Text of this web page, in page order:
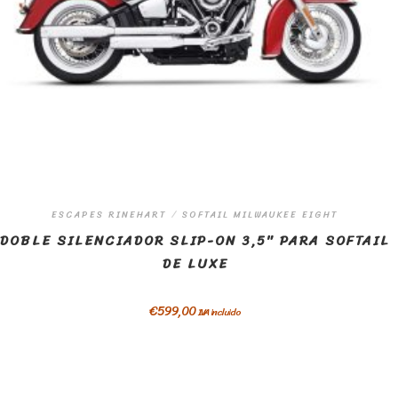
ESCAPES RINEHART / SOFTAIL MILWAUKEE EIGHT
DOBLE SILENCIADOR SLIP-ON 3,5″ PARA SOFTAIL
DE LUXE
€599,00IVA incluido